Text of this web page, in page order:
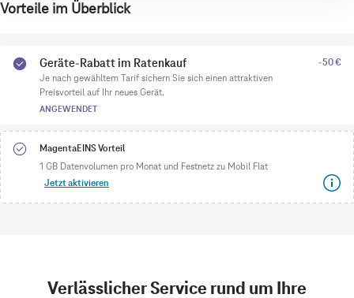
Vorteile im Überblick
Geräte-Rabatt im Ratenkauf
Je nach gewähltem Tarif sichern Sie sich einen attraktiven
Preisvorteil auf Ihr neues Gerät.
ANGEWENDET
-50 €
MagentaEINS Vorteil
1 GB Datenvolumen pro Monat und Festnetz zu Mobil Flat
Jetzt aktivieren